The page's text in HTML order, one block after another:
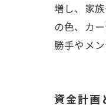
増し、家
の色、カ
勝手やメ
資金計画